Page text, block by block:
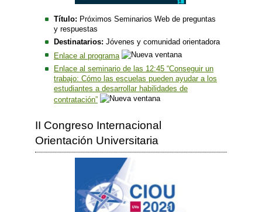
Título: Próximos Seminarios Web de preguntas
y respuestas
Destinatarios: Jóvenes y comunidad orientadora
Enlace al programa
Enlace al seminario de las 12:45 “Conseguir un
trabajo: Cómo las escuelas pueden ayudar a los
estudiantes a desarrollar habilidades de
contratación”
II Congreso Internacional
Orientación Universitaria